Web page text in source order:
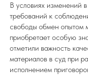
В условиях изменений
требований к
свободы обмен
приобретает особую
отметили важность
материалов в суд при
исполнением